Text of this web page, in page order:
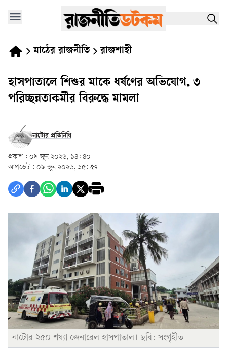
মাঠের রাজনীতি রাজশাহী
হাসপাতালে শিশুর মাকে ধর্ষণের অভিযোগ, ৩
পরিচ্ছন্নতাকর্মীর বিরুদ্ধে মামলা
নাটোর প্রতিনিধি
প্রকাশ : ০৯ জুন ২০২৬, ১৪: ৪০
আপডেট : ০৯ জুন ২০২৬, ১৫: ৫৭
নাটোর ২৫০ শয্যা জেনারেল হাসপাতাল। ছবি: সংগৃহীত